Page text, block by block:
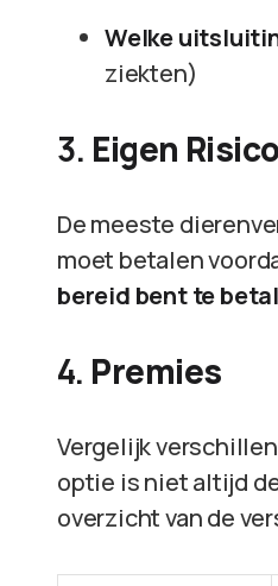
Welke
ziekten)
3. Eigen Risico
De meeste
moet betalen
bereid bent te
4. Premies
Vergelijk
optie is niet altijd
overzicht van de